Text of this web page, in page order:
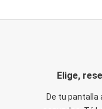
Elige,
De tu pantalla